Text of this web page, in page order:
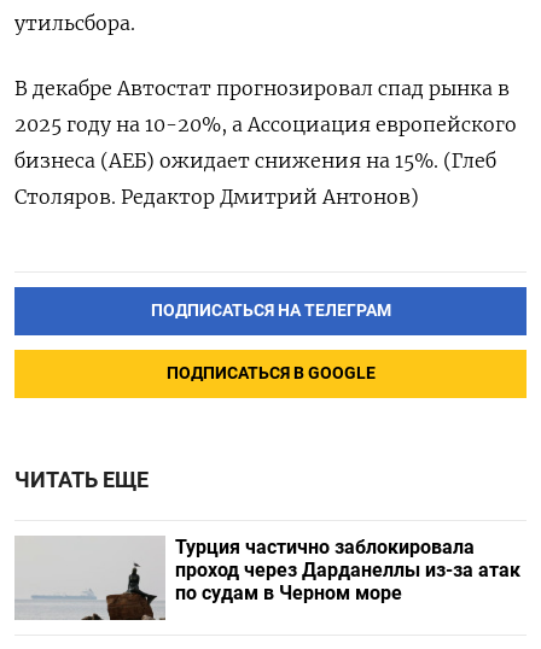
утильсбора.
В декабре Автостат прогнозировал спад рынка в
2025 году на 10-20%, а Ассоциация европейского
бизнеса (АЕБ) ожидает снижения на 15%. (Глеб
Столяров. Редактор Дмитрий Антонов)
ПОДПИСАТЬСЯ НА ТЕЛЕГРАМ
ПОДПИСАТЬСЯ В GOOGLE
ЧИТАТЬ ЕЩЕ
Турция частично заблокировала
проход через Дарданеллы из-за атак
по судам в Черном море